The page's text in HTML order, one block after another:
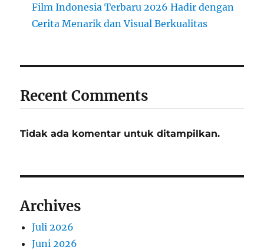
Film Indonesia Terbaru 2026 Hadir dengan
Cerita Menarik dan Visual Berkualitas
Recent Comments
Tidak ada komentar untuk ditampilkan.
Archives
Juli 2026
Juni 2026